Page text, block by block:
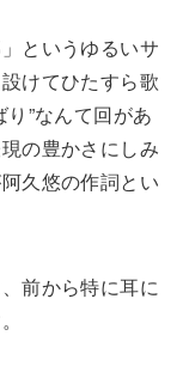
というゆるいサ
けてひたすら歌
”なんて回があ
の豊かさにしみ
久悠の作詞とい
前から特に耳に